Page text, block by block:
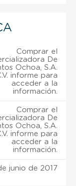
Comprar el
De
Ochoa, S.A.
informe para
acceder a la
información.
Comprar el
De
Ochoa, S.A.
informe para
acceder a la
información.
junio de 2017